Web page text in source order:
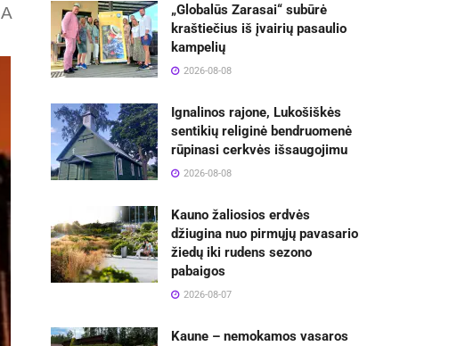
A
„Globalūs Zarasai“ subūrė
kraštiečius iš įvairių pasaulio
kampelių
2026-08-08
Ignalinos rajone, Lukošiškės
sentikių religinė bendruomenė
rūpinasi cerkvės išsaugojimu
2026-08-08
Kauno žaliosios erdvės
džiugina nuo pirmųjų pavasario
žiedų iki rudens sezono
pabaigos
2026-08-07
Kaune – nemokamos vasaros